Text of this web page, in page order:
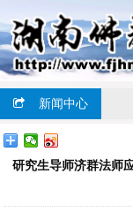
新闻中心
研究生导师济群法师